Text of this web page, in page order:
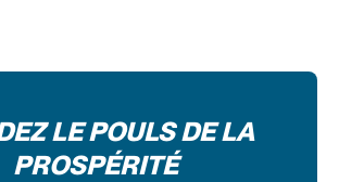
LE POULS DE LA
PROSPÉRITÉ